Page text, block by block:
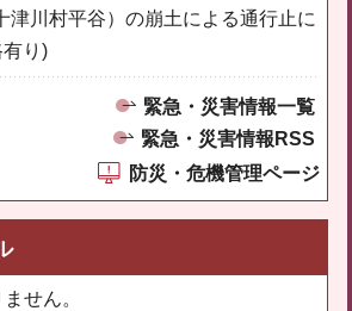
津川村平谷）の崩土による通行止に
り)
緊急・災害情報一覧
緊急・災害情報RSS
防災・危機管理ページ
せん。